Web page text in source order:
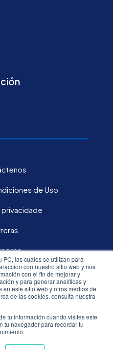
PC, las cuales se utilizan para
con nuestro sitio web y nos
con el fin de mejorar y
y para generar analíticas y
este sitio web y otros medios de
de las cookies, consulta nuestra
tu información cuando visites este
tu navegador para recordar tu
de Uso
redes sociales:
2020 Resmed